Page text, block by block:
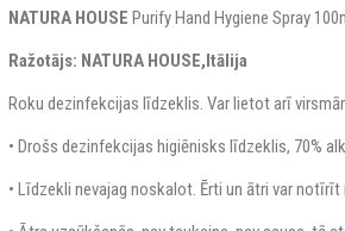
NATURA HOUSE Purify Hand Hygiene Spray
Ražotājs: NATURA HOUSE,Itālija
Roku dezinfekcijas līdzeklis. Var lietot arī
• Drošs dezinfekcijas higiēnisks līdzeklis, 70%
• Līdzekli nevajag noskalot. Ērti un ātri var